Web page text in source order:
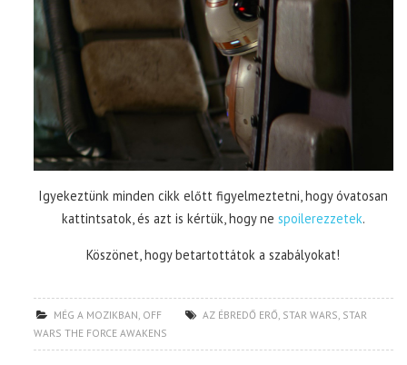
Igyekeztünk minden cikk előtt figyelmeztetni, hogy óvatosan
kattintsatok, és azt is kértük, hogy ne spoilerezzetek.
Köszönet, hogy betartottátok a szabályokat!
MÉG A MOZIKBAN OFF AZ ÉBREDŐ ERŐ STAR WARS STAR
WARS THE FORCE AWAKENS